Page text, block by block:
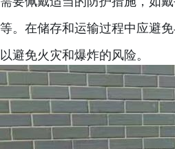
等。在储存和运输过程中应避
以避免火灾和爆炸的风险。